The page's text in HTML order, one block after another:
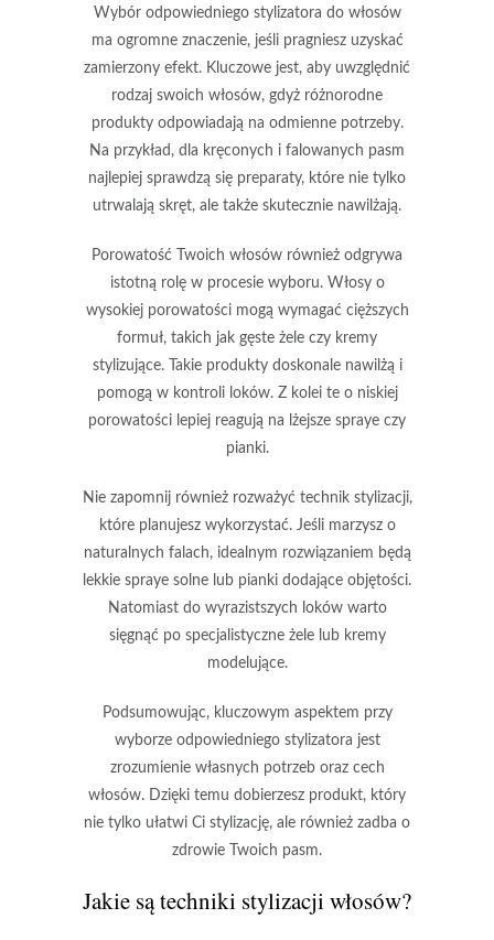
Wybór odpowiedniego stylizatora do włosów
ma ogromne znaczenie, jeśli pragniesz uzyskać
zamierzony efekt. Kluczowe jest, aby uwzględnić
rodzaj swoich włosów, gdyż różnorodne
produkty odpowiadają na odmienne potrzeby.
Na przykład, dla kręconych i falowanych pasm
najlepiej sprawdzą się preparaty, które nie tylko
utrwalają skręt, ale także skutecznie nawilżają.
Porowatość Twoich włosów również odgrywa
istotną rolę w procesie wyboru. Włosy o
wysokiej porowatości mogą wymagać cięższych
formuł, takich jak gęste żele czy kremy
stylizujące. Takie produkty doskonale nawilżą i
pomogą w kontroli loków. Z kolei te o niskiej
porowatości lepiej reagują na lżejsze spraye czy
pianki.
Nie zapomnij również rozważyć technik stylizacji,
które planujesz wykorzystać. Jeśli marzysz o
naturalnych falach, idealnym rozwiązaniem będą
lekkie spraye solne lub pianki dodające objętości.
Natomiast do wyrazistszych loków warto
sięgnąć po specjalistyczne żele lub kremy
modelujące.
Podsumowując, kluczowym aspektem przy
wyborze odpowiedniego stylizatora jest
zrozumienie własnych potrzeb oraz cech
włosów. Dzięki temu dobierzesz produkt, który
nie tylko ułatwi Ci stylizację, ale również zadba o
zdrowie Twoich pasm.
Jakie są techniki stylizacji włosów?